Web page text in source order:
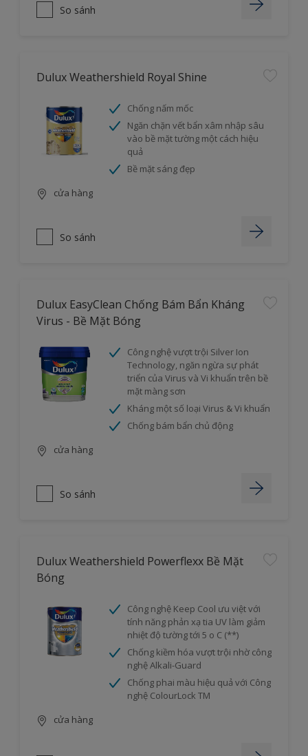
So sánh
Dulux Weathershield Royal Shine
Chống nấm mốc
Ngăn chặn vết bẩn xâm nhập sâu
vào bề mặt tường một cách hiệu
quả
Bề mặt sáng đẹp
cửa hàng
So sánh
Dulux EasyClean Chống Bám Bẩn Kháng
Virus - Bề Mặt Bóng
Công nghệ vượt trội Silver Ion
Technology, ngăn ngừa sự phát
triển của Virus và Vi khuẩn trên bề
mặt màng sơn
Kháng một số loại Virus & Vi khuẩn
Chống bám bẩn chủ động
cửa hàng
So sánh
Dulux Weathershield Powerflexx Bề Mặt
Bóng
Công nghệ Keep Cool ưu việt với
tính năng phản xạ tia UV làm giảm
nhiệt độ tường tới 5 o C (**)
Chống kiềm hóa vượt trội nhờ công
nghệ Alkali-Guard
Chống phai màu hiệu quả với Công
nghệ ColourLock TM
cửa hàng